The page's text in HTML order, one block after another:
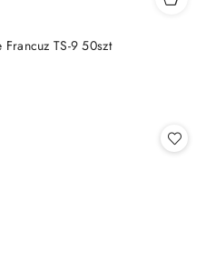
TS-9 50szt